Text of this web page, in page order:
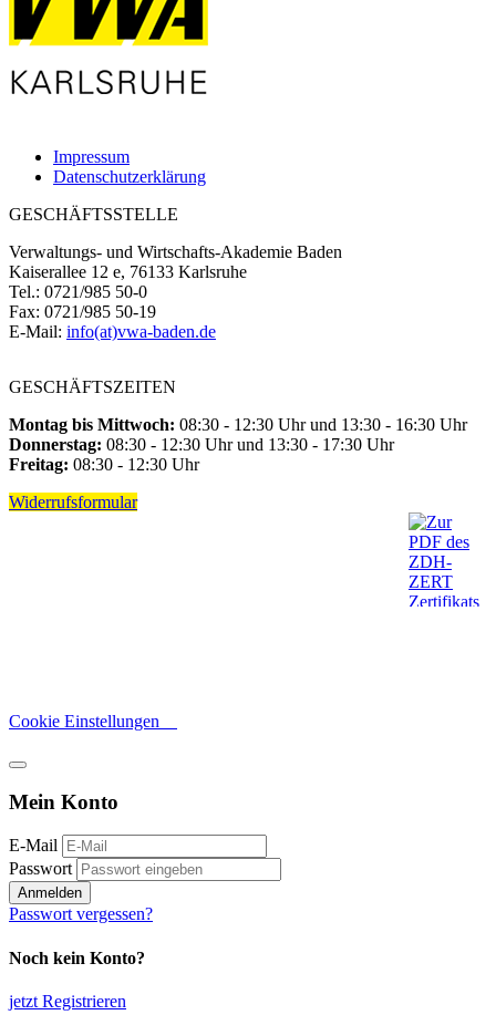
Impressum
Datenschutzerklärung
GESCHÄFTSSTELLE
Verwaltungs- und Wirtschafts-Akademie Baden
Kaiserallee 12 e, 76133 Karlsruhe
Tel.: 0721/985 50-0
Fax: 0721/985 50-19
E-Mail: info(at)vwa-baden.de
GESCHÄFTSZEITEN
Montag bis Mittwoch: 08:30 - 12:30 Uhr und 13:30 - 16:30 Uhr
Donnerstag: 08:30 - 12:30 Uhr und 13:30 - 17:30 Uhr
Freitag: 08:30 - 12:30 Uhr
Widerrufsformular
Cookie Einstellungen
Mein Konto
E-Mail
Passwort
Anmelden
Passwort vergessen?
Noch kein Konto?
jetzt Registrieren